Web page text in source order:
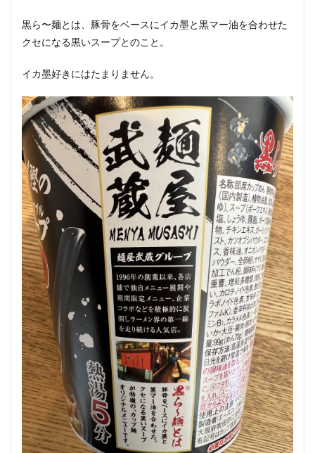
黒ら〜麺とは、豚骨をベースにイカ墨と黒マー油を合わせた
クセになる黒いスープとのこと。
イカ墨好きにはたまりません。